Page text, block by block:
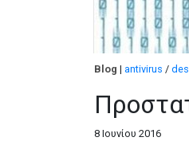
Blog | antivirus /
8 Ιουνίου 2016